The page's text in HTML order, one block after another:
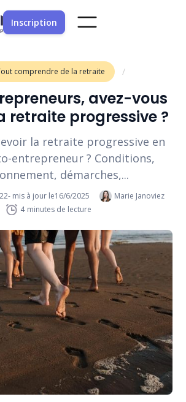
Inscription
comprendre de la retraite /
avez-vous
retraite progressive ?
la retraite progressive en
entrepreneur ? Conditions,
démarches,...
- mis à jour le16/6/2025
Marie Janoviez
4 minutes de lecture